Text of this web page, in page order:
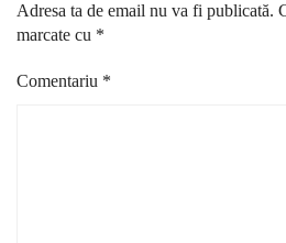
Adresa ta de email nu va fi publicată.
marcate cu *
Comentariu *